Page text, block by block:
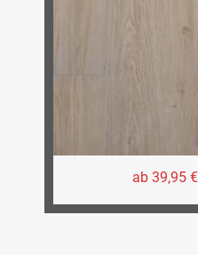
ab 39,95 €